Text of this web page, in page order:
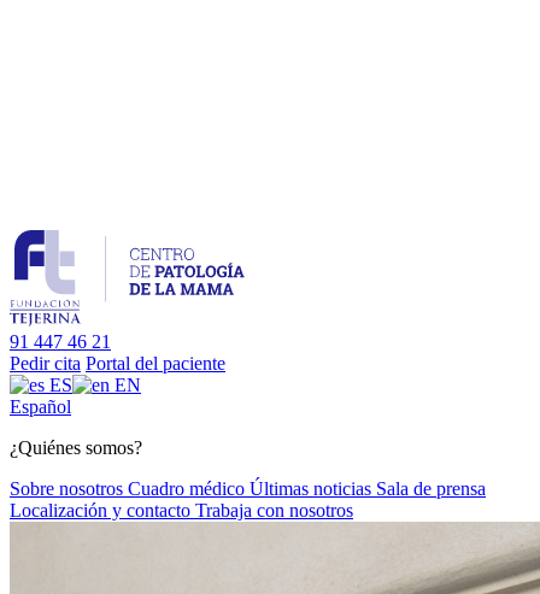
91 447 46 21
Pedir cita Portal del paciente
ES
EN
Español
¿Quiénes somos?
Sobre nosotros Cuadro médico Últimas noticias Sala de prensa
Localización y contacto Trabaja con nosotros